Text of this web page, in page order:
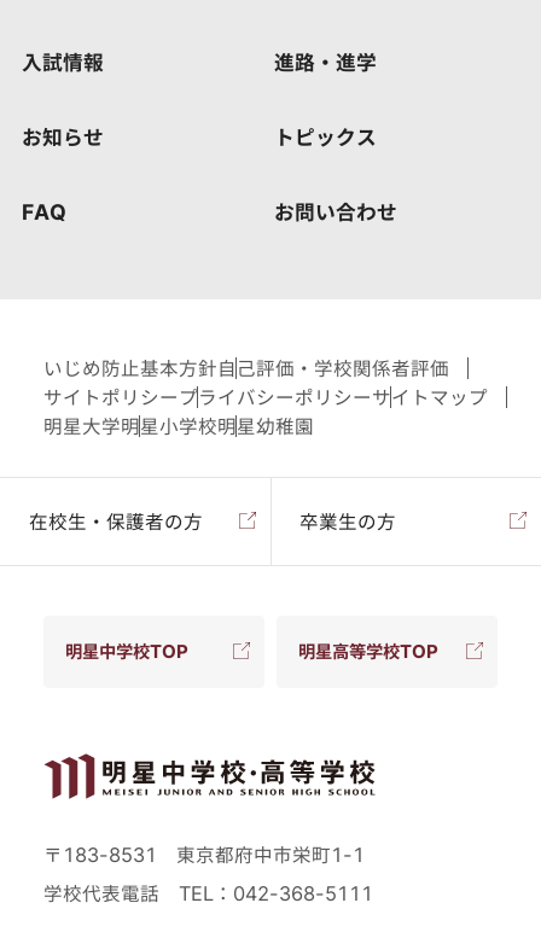
入試情報 進路・進学
お知らせ トピックス
FAQ お問い合わせ
いじめ防止基本方針自己評価・学校関係者評価
サイトポリシー プライバシーポリシーサイトマップ
明星大学明星小学校明星幼稚園
在校生・保護者の方 卒業生の方
明星中学校TOP 明星高等学校TOP
〒183-8531 東京都府中市栄町1-1
学校代表電話 TEL：042-368-5111